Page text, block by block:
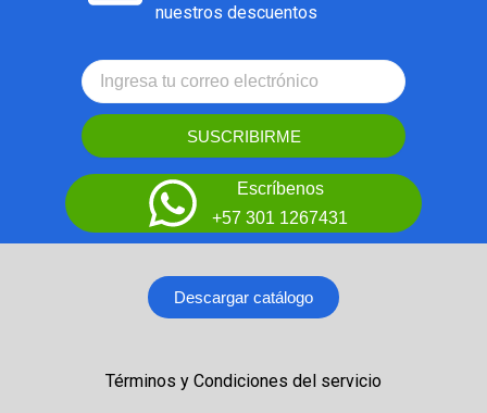
nuestros descuentos
SUSCRIBIRME
Escríbenos
+57 301 1267431
Descargar catálogo
Términos y Condiciones del servicio